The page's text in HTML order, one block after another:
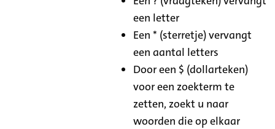
een letter
Een * (sterretje) vervangt
een aantal letters
Door een $ (dollarteken)
voor een zoekterm te
zetten, zoekt u naar
woorden die op elkaar